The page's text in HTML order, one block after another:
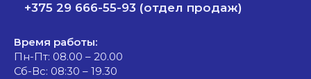
+375 29 666-55-93 (отдел продаж)
Время работы:
Пн-Пт: 08.00 – 20.00
Сб-Вс: 08:30 – 19.30